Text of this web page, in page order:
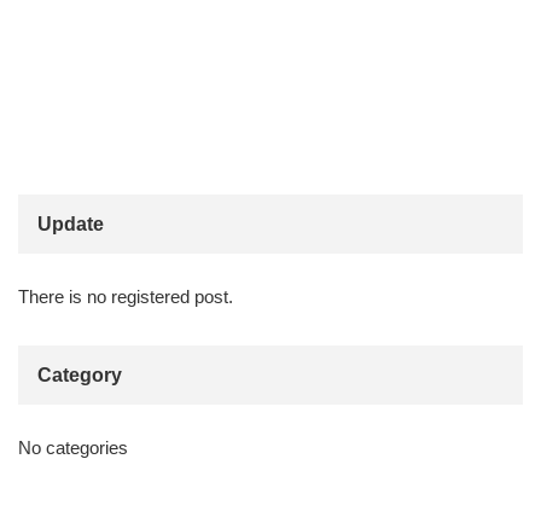
Update
There is no registered post.
Category
No categories